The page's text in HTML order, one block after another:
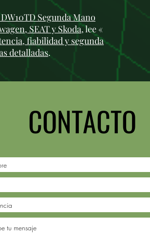
Segunda Mano
SEAT y Skoda, lee «
fiabilidad y segunda
detalladas.
CONTACTO